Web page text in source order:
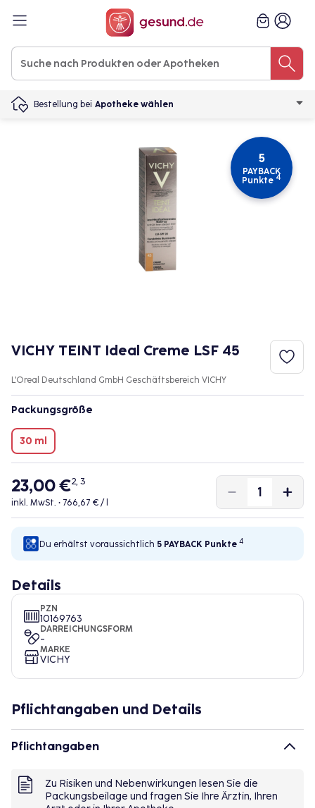
Bestellung bei Apotheke wählen
5
PAYBACK
Punkte 4
VICHY TEINT Ideal Creme LSF 45
L'Oreal Deutschland GmbH Geschäftsbereich VICHY
Packungsgröße
30 ml
23,00 €2, 3
inkl. MwSt. • 766,67 € / l
Du erhältst voraussichtlich 5 PAYBACK Punkte 4
Details
PZN
10169763
DARREICHUNGSFORM
-
MARKE
VICHY
Pflichtangaben und Details
Pflichtangaben
Zu Risiken und Nebenwirkungen lesen Sie die
Packungsbeilage und fragen Sie Ihre Ärztin, Ihren